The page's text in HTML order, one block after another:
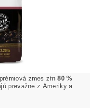
zmes zŕn80 %
prevažne z Ameriky a